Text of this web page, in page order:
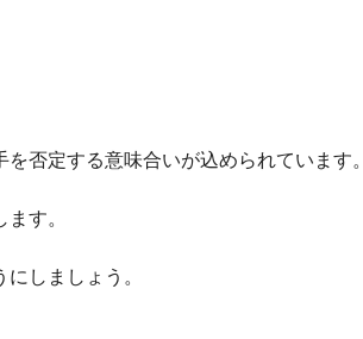
を否定する意味合いが込められています。
す。
しましょう。